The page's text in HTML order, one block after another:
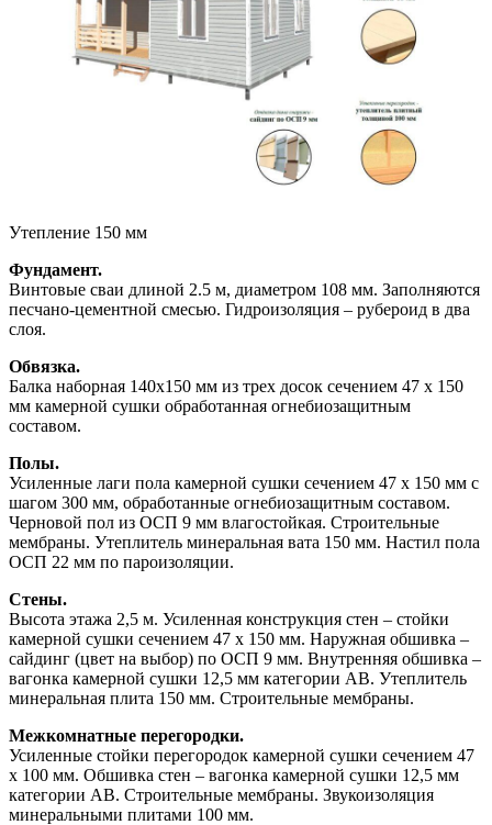
Утепление 150 мм
Фундамент.
Винтовые сваи длиной 2.5 м, диаметром 108 мм. Заполняются
песчано-цементной смесью. Гидроизоляция – рубероид в два
слоя.
Обвязка.
Балка наборная 140х150 мм из трех досок сечением 47 х 150
мм камерной сушки обработанная огнебиозащитным
составом.
Полы.
Усиленные лаги пола камерной сушки сечением 47 х 150 мм с
шагом 300 мм, обработанные огнебиозащитным составом.
Черновой пол из ОСП 9 мм влагостойкая. Строительные
мембраны. Утеплитель минеральная вата 150 мм. Настил пола
ОСП 22 мм по пароизоляции.
Стены.
Высота этажа 2,5 м. Усиленная конструкция стен – стойки
камерной сушки сечением 47 х 150 мм. Наружная обшивка –
сайдинг (цвет на выбор) по ОСП 9 мм. Внутренняя обшивка –
вагонка камерной сушки 12,5 мм категории АВ. Утеплитель
минеральная плита 150 мм. Строительные мембраны.
Межкомнатные перегородки.
Усиленные стойки перегородок камерной сушки сечением 47
х 100 мм. Обшивка стен – вагонка камерной сушки 12,5 мм
категории АВ. Строительные мембраны. Звукоизоляция
минеральными плитами 100 мм.